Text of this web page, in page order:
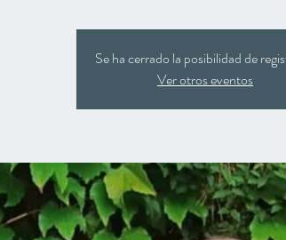
Se ha cerrado la posibilidad de
Ver otros eventos